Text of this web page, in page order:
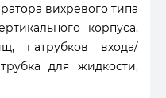
вихревого типа
корпуса,
патрубков входа/
для жидкости,